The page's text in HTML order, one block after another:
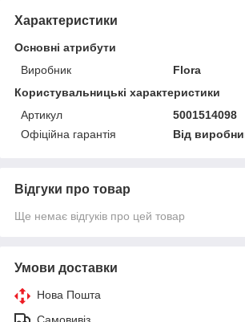
Характеристики
Основні атрибути
Виробник
Flora
Користувальницькі характеристики
Артикул
5001514098
Офіційна гарантія
Від
Відгуки про товар
Ще немає відгуків про цей товар
Умови доставки
Нова Пошта
Самовивіз